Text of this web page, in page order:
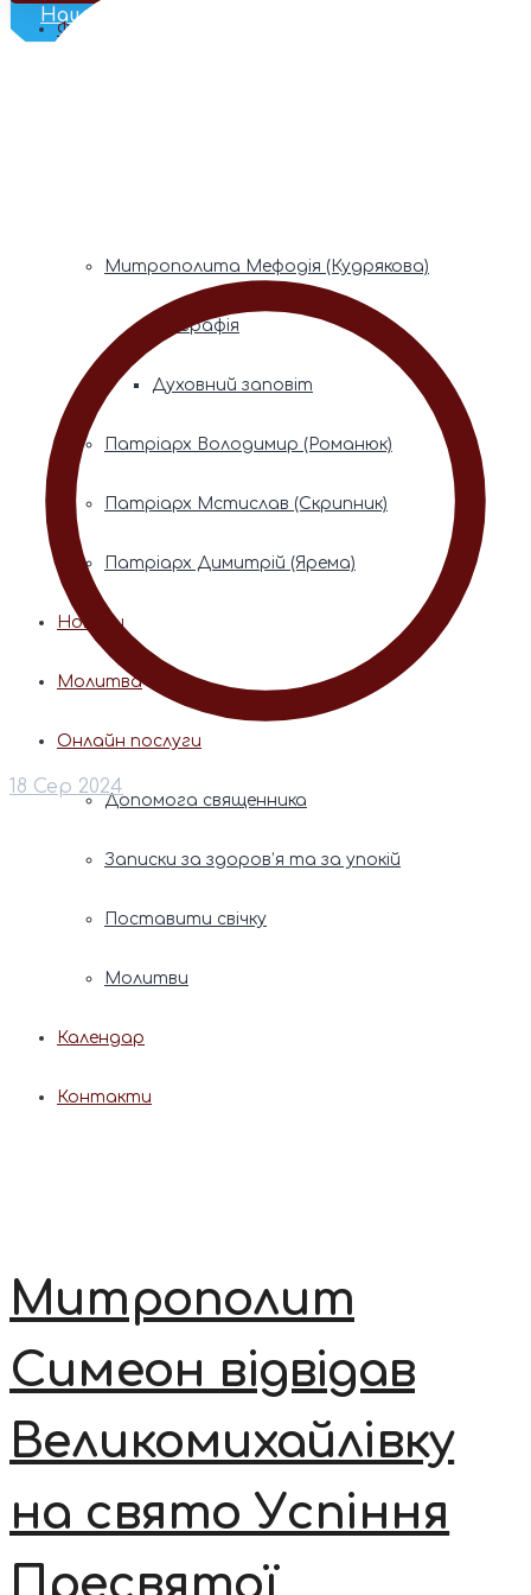
Наш Телеграм
Фонди пам’яті
Митрополита Мефодія (Кудрякова)
Біографія
Духовний заповіт
Патріарх Володимир (Романюк)
Патріарх Мстислав (Скрипник)
Патріарх Димитрій (Ярема)
Новини
Молитва
Онлайн послуги
Допомога священника
Записки за здоров’я та за упокій
Поставити свічку
Молитви
Календар
Контакти
18 Сер 2024
Митрополит
Симеон відвідав
Великомихайлівку
на свято Успіння
Пресвятої